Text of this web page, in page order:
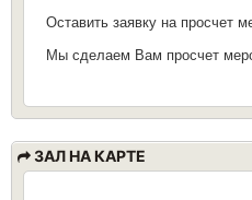
Оставить заявку на просчет
Мы сделаем Вам просчет
ЗАЛ НА КАРТЕ